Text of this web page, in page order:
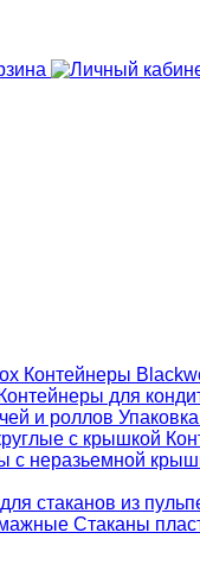
Контейнеры
Контейнеры для
и роллов
с крышкой
с неразьемной
стаканов из
Стаканы